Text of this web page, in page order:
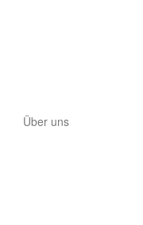
Über uns